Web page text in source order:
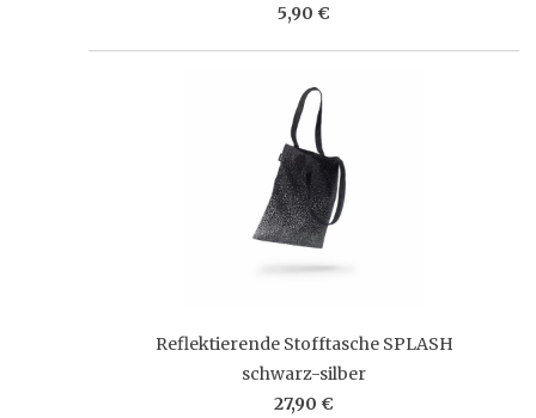
5,90 €
Reflektierende Stofftasche SPLASH
schwarz-silber
27,90 €